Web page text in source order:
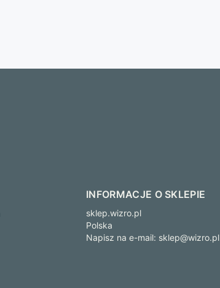
INFORMACJE O SKLEPIE
sklep.wizro.pl
Polska
Napisz na e-mail: sklep@wizro.pl